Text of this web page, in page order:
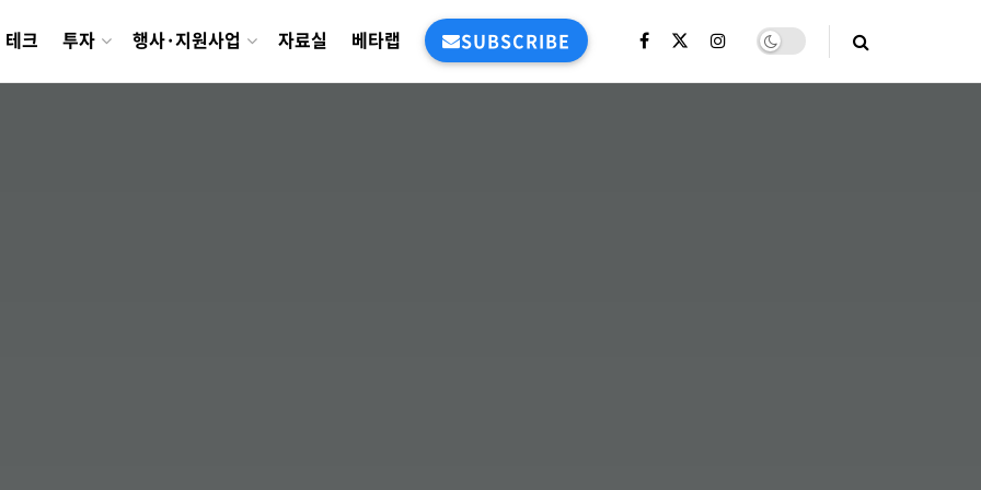
테크 투자 행사·지원사업 자료실 베타랩 SUBSCRIBE